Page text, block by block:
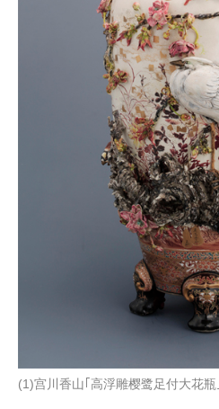
(1)宫川香山｢高浮雕樱鹭足付大花